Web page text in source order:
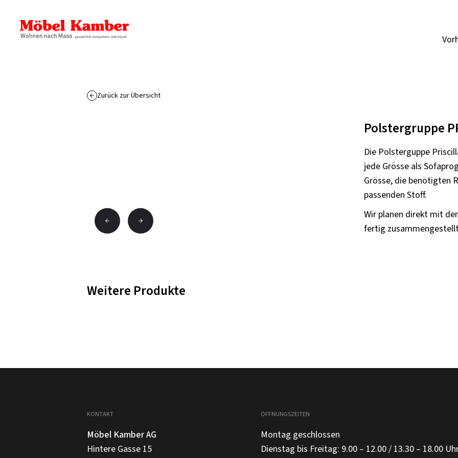
Zurück zur Übersicht
Polstergruppe
Die Polsterguppe
jede Grösse als
Grösse, die benötigten
passenden Stoff.
Wir planen direkt mit
fertig
Weitere Produkte
KONTAKT
Möbel Kamber AG
Hintere Gasse 15
ÖFFNUNGSZEITEN
Montag geschlossen
Dienstag bis Freitag: 9.00 – 12.00 / 13.30 – 18.00